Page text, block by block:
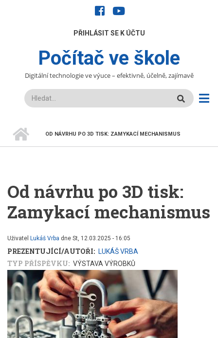
facebookyoutube
UŽIVATELÉPŘIHLÁSIT SE K ÚČTU
Počítač ve škole
Digitální technologie ve výuce – efektivně, účelně, zajímavě
Hledat
DROBEČKOVÁ
OD NÁVRHU PO 3D TISK: ZAMYKACÍ MECHANISMUS
Od návrhu po 3D tisk:
Zamykací mechanismus
Uživatel Lukáš Vrba dne St, 12.03.2025 - 16:05
PREZENTUJÍCÍ/AUTOŘI LUKÁŠ VRBA
TYP PŘÍSPĚVKU VÝSTAVA VÝROBKŮ